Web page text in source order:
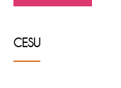
CESU